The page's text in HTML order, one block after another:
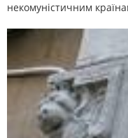
некомуністичним